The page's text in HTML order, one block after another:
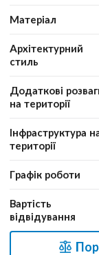
Матеріал
Архітектурний
стиль
Додаткові
на території
Інфраструктура
території
Графік роботи
Вартість
відвідування